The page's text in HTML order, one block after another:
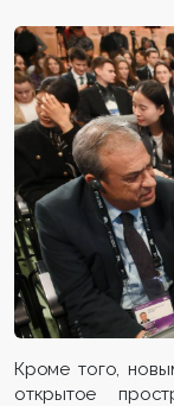
Кроме того,
открытое